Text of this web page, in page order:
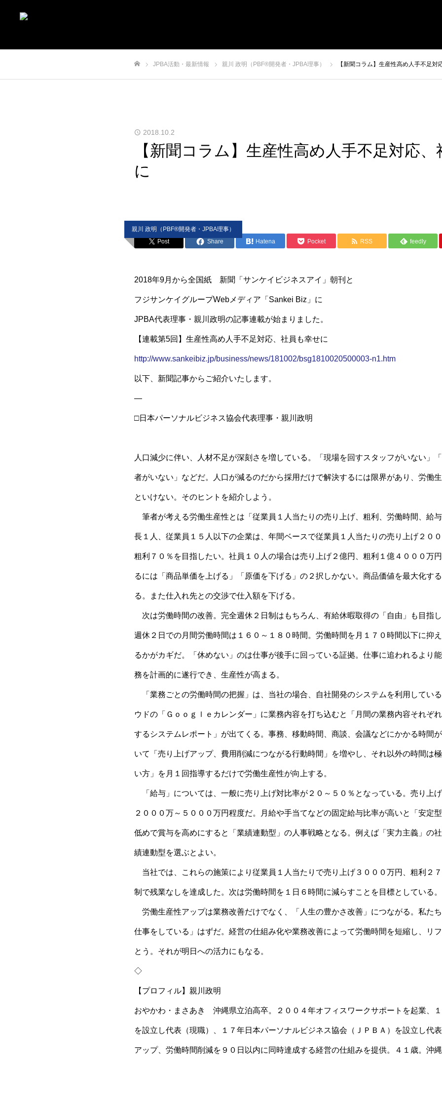
JPBA活動・最新情報 親川 政明（PBF®開発者・JPBA理事） 【新聞コラム】生産性高め人手不足対
2018.10.2
【新聞コラム】生産性高め人手不足対応
に
親川 政明（PBF®開発者・JPBA理事）
Post
Share Hatena Pocket RSS feedly
2018年9月から全国紙 新聞「サンケイビジネスアイ」朝刊と
フジサンケイグループWebメディア「Sankei Biz」に
JPBA代表理事・親川政明の記事連載が始まりました。
【連載第5回】生産性高め人手不足対応、社員も幸せに
http://www.sankeibiz.jp/business/news/181002/bsg1810020500003-n1.htm
以下、新聞記事からご紹介いたします。
—
□日本パーソナルビジネス協会代表理事・親川政明
人口減少に伴い、人材不足が深刻さを増している。「現場を回すスタッフがいない」
者がいない」などだ。人口が減るのだから採用だけで解決するには限界があり、労働
といけない。そのヒントを紹介しよう。
筆者が考える労働生産性とは「従業員１人当たりの売り上げ、粗利、労働時間、給
長１人、従業員１５人以下の企業は、年間ベースで従業員１人当たりの売り上げ２０
粗利７０％を目指したい。社員１０人の場合は売り上げ２億円、粗利１億４０００万
るには「商品単価を上げる」「原価を下げる」の２択しかない。商品価値を最大化す
る。また仕入れ先との交渉で仕入額を下げる。
次は労働時間の改善。完全週休２日制はもちろん、有給休暇取得の「自由」も目指し
週休２日での月間労働時間は１６０～１８０時間。労働時間を月１７０時間以下に抑
るかがカギだ。「休めない」のは仕事が後手に回っている証拠。仕事に追われるより
務を計画的に遂行でき、生産性が高まる。
「業務ごとの労働時間の把握」は、当社の場合、自社開発のシステムを利用してい
ウドの「Ｇｏｏｇｌｅカレンダー」に業務内容を打ち込むと「月間の業務内容それぞ
するシステムレポート」が出てくる。事務、移動時間、商談、会議などにかかる時間
いて「売り上げアップ、費用削減につながる行動時間」を増やし、それ以外の時間は
い方」を月１回指導するだけで労働生産性が向上する。
「給与」については、一般に売り上げ対比率が２０～５０％となっている。売り上
２０００万～５０００万円程度だ。月給や手当てなどの固定給与比率が高いと「安定
低めで賞与を高めにすると「業績連動型」の人事戦略となる。例えば「実力主義」の
績連動型を選ぶとよい。
当社では、これらの施策により従業員１人当たりで売り上げ３０００万円、粗利２
制で残業なしを達成した。次は労働時間を１日６時間に減らすことを目標としている。
労働生産性アップは業務改善だけでなく、「人生の豊かさ改善」につながる。私た
仕事をしている」はずだ。経営の仕組み化や業務改善によって労働時間を短縮し、リ
とう。それが明日への活力にもなる。
◇
【プロフィル】親川政明
おやかわ・まさあき 沖縄県立泊高卒。２００４年オフィスワークサポートを起業、
を設立し代表（現職）、１７年日本パーソナルビジネス協会（ＪＰＢＡ）を設立し代
アップ、労働時間削減を９０日以内に同時達成する経営の仕組みを提供。４１歳。沖縄